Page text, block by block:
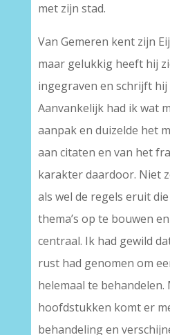
met zijn stad.
Van Gemeren kent zijn
maar gelukkig heeft hij
ingegraven en schrijft
Aanvankelijk had ik wat
aanpak en duizelde het
aan citaten en van het
karakter daardoor. Niet
als wel de regels eruit
thema’s op te bouwen
centraal. Ik had gewild
rust had genomen om
helemaal te behandelen.
hoofdstukken komt er
behandeling en